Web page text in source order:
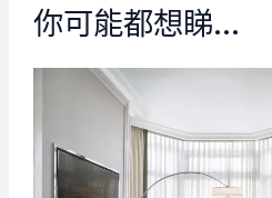
你可能都想睇…